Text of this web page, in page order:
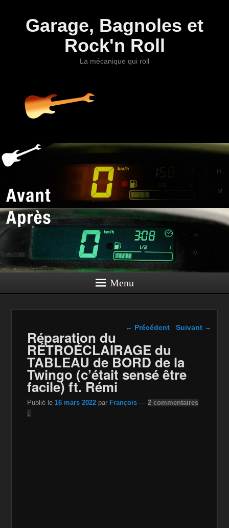
Garage, Bagnoles et
Rock'n Roll
La mécanique qui roll
Menu
Navigation dans les
← Précédent Suivant →
Réparation du
RÉTROÉCLAIRAGE du
TABLEAU de BORD de la
Twingo (c’était sensé être
facile) ft. Rémi
Publié le 16 mars 2022 par François —2 commentaires
↓